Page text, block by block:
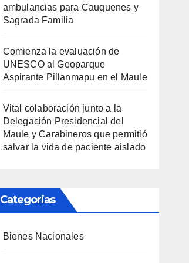
ambulancias para Cauquenes y
Sagrada Familia
Comienza la evaluación de
UNESCO al Geoparque
Aspirante Pillanmapu en el Maule
Vital colaboración junto a la
Delegación Presidencial del
Maule y Carabineros que permitió
salvar la vida de paciente aislado
Categorias
Bienes Nacionales